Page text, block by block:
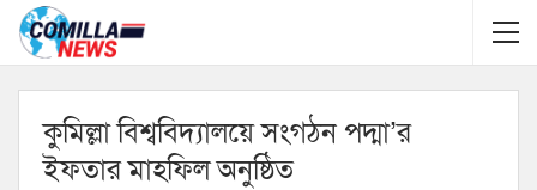
কুমিল্লা বিশ্ববিদ্যালয়ে সংগঠন পদ্মা’র
ইফতার মাহফিল অনুষ্ঠিত